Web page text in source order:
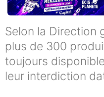
Selon la Direction
plus de 300
toujours
leur interdiction